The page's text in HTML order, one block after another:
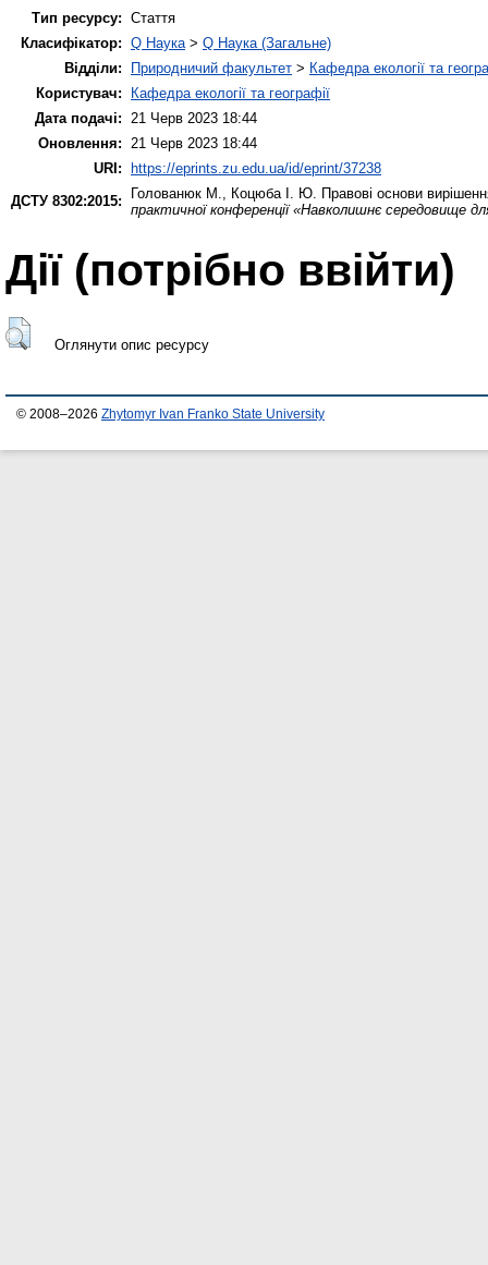
Тип ресурсу: Стаття
Класифікатор: Q Наука> Q Наука (Загальне)
Відділи:
Природничий факультет > Кафедра екології та
Користувач:
Кафедра екології та географії
Дата подачі: 21 Черв 2023 18:44
Оновлення: 21 Черв 2023 18:44
URI:
https://eprints.zu.edu.ua/id/eprint/37238
ДСТУ 8302:2015:
Голованюк М., Коцюба І. Ю. Правові основи
практичної конференції «Навколишнє середовище
Дії ​​(потрібно ввійти)
Оглянути опис ресурсу
© 2008–2026 Zhytomyr Ivan Franko State University